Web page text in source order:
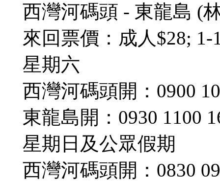
西灣河碼頭 - 東龍島 (
來回票價：成人$28; 1-
星期六
西灣河碼頭開：0900
東龍島開：0930 1100
星期日及公眾假期
西灣河碼頭開：0830